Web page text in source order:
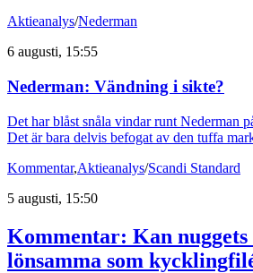
Aktieanalys/Nederman
6 augusti, 15:55
Nederman: Vändning i sikte?
Det har blåst snåla vindar runt Nederman
Det är bara delvis befogat av den tuffa
Kommentar,Aktieanalys/Scandi Standard
5 augusti, 15:50
Kommentar: Kan
lönsamma som